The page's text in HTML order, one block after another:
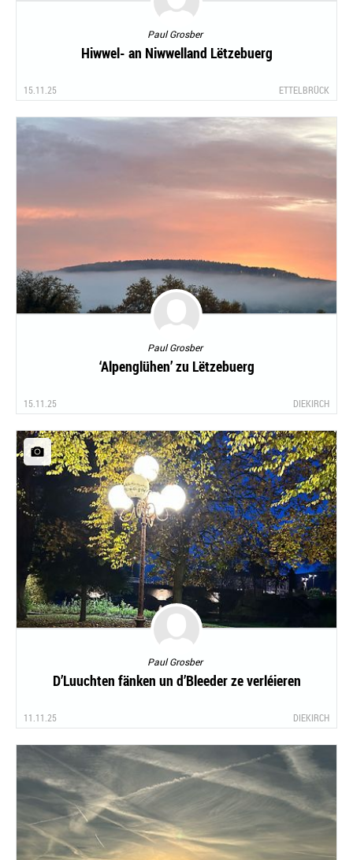
Paul Grosber
Hiwwel- an Niwwelland Lëtzebuerg
15.11.25 ETTELBRÜCK
Paul Grosber
‘Alpenglühen’ zu Lëtzebuerg
15.11.25 DIEKIRCH
Paul Grosber
D’Luuchten fänken un d’Bleeder ze verléieren
11.11.25 DIEKIRCH